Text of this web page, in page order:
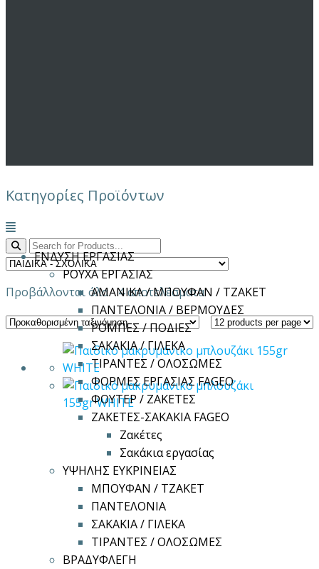
Κατηγορίες Προϊόντων
Μενού
ΕΝΔΥΣΗ ΕΡΓΑΣΙΑΣ
ΡΟΥΧΑ ΕΡΓΑΣΙΑΣ
ΑΜΑΝΙΚΑ / ΜΠΟΥΦΑΝ / ΤΖΑΚΕΤ
ΠΑΝΤΕΛΟΝΙΑ / ΒΕΡΜΟΥΔΕΣ
ΡΟΜΠΕΣ / ΠΟΔΙΕΣ
ΣΑΚΑΚΙΑ / ΓΙΛΕΚΑ
ΤΙΡΑΝΤΕΣ / ΟΛΟΣΩΜΕΣ
ΦΟΡΜΕΣ ΕΡΓΑΣΙΑΣ FAGEO
ΦΟΥΤΕΡ / ΖΑΚΕΤΕΣ
ΖΑΚΕΤΕΣ-ΣΑΚΑΚΙΑ FAGEO
Ζακέτες
Σακάκια εργασίας
ΥΨΗΛΗΣ ΕΥΚΡΙΝΕΙΑΣ
ΜΠΟΥΦΑΝ / ΤΖΑΚΕΤ
ΠΑΝΤΕΛΟΝΙΑ
ΣΑΚΑΚΙΑ / ΓΙΛΕΚΑ
ΤΙΡΑΝΤΕΣ / ΟΛΟΣΩΜΕΣ
ΒΡΑΔΥΦΛΕΓΗ
Προβάλλονται όλα - 4 αποτελέσματα